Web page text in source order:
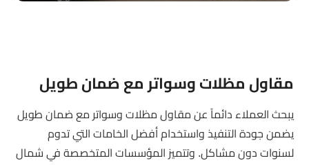
مقاول مظلات وسواتر مع ضمان طويل
يبحث العملاء دائماً عن مقاول مظلات وسواتر مع ضمان طويل
يضمن جودة التنفيذ واستخدام أفضل الخامات التي تدوم
لسنوات دون مشاكل. وتتميز المؤسسات المتخصصة في شمال